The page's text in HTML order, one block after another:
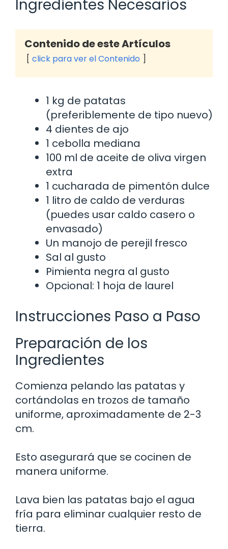
Ingredientes Necesarios
Contenido de este Artículos
click para ver el Contenido
1 kg de patatas
(preferiblemente de tipo nuevo)
4 dientes de ajo
1 cebolla mediana
100 ml de aceite de oliva virgen
extra
1 cucharada de pimentón dulce
1 litro de caldo de verduras
(puedes usar caldo casero o
envasado)
Un manojo de perejil fresco
Sal al gusto
Pimienta negra al gusto
Opcional: 1 hoja de laurel
Instrucciones Paso a Paso
Preparación de los
Ingredientes
Comienza pelando las patatas y
cortándolas en trozos de tamaño
uniforme, aproximadamente de 2-3
cm.
Esto asegurará que se cocinen de
manera uniforme.
Lava bien las patatas bajo el agua
fría para eliminar cualquier resto de
tierra.